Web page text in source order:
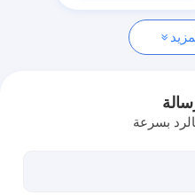
المسالبسرعة